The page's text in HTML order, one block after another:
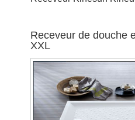
Receveur de douche
XXL